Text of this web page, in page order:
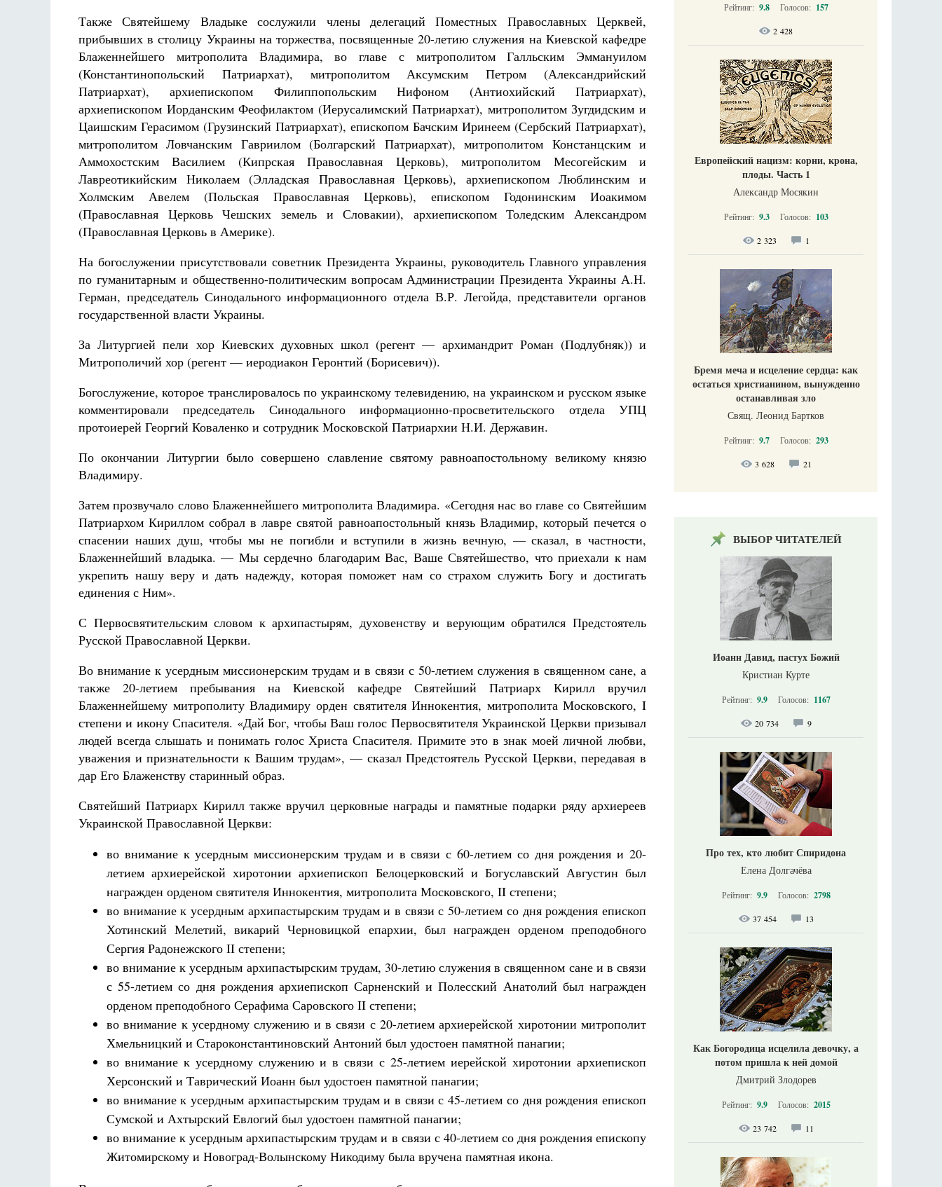
Также Святейшему Владыке сослужили члены делегаций Поместных Православных Церквей,
прибывших в столицу Украины на торжества, посвященные 20-летию служения на Киевской кафедре
Блаженнейшего митрополита Владимира, во главе с митрополитом Галльским Эммануилом
(Константинопольский Патриархат), митрополитом Аксумским Петром (Александрийский
Патриархат), архиепископом Филиппопольским Нифоном (Антиохийский Патриархат),
архиепископом Иорданским Феофилактом (Иерусалимский Патриархат), митрополитом Зугдидским и
Цаишским Герасимом (Грузинский Патриархат), епископом Бачским Иринеем (Сербский Патриархат),
митрополитом Ловчанским Гавриилом (Болгарский Патриархат), митрополитом Констанцским и
Аммохостским Василием (Кипрская Православная Церковь), митрополитом Месогейским и
Лавреотикийским Николаем (Элладская Православная Церковь), архиепископом Люблинским и
Холмским Авелем (Польская Православная Церковь), епископом Годонинским Иоакимом
(Православная Церковь Чешских земель и Словакии), архиепископом Толедским Александром
(Православная Церковь в Америке).
На богослужении присутствовали советник Президента Украины, руководитель Главного управления
по гуманитарным и общественно-политическим вопросам Администрации Президента Украины А.Н.
Герман, председатель Синодального информационного отдела В.Р. Легойда, представители органов
государственной власти Украины.
За Литургией пели хор Киевских духовных школ (регент — архимандрит Роман (Подлубняк)) и
Митрополичий хор (регент — иеродиакон Геронтий (Борисевич)).
Богослужение, которое транслировалось по украинскому телевидению, на украинском и русском языке
комментировали председатель Синодального информационно-просветительского отдела УПЦ
протоиерей Георгий Коваленко и сотрудник Московской Патриархии Н.И. Державин.
По окончании Литургии было совершено славление святому равноапостольному великому князю
Владимиру.
Затем прозвучало слово Блаженнейшего митрополита Владимира. «Сегодня нас во главе со Святейшим
Патриархом Кириллом собрал в лавре святой равноапостольный князь Владимир, который печется о
спасении наших душ, чтобы мы не погибли и вступили в жизнь вечную, — сказал, в частности,
Блаженнейший владыка. — Мы сердечно благодарим Вас, Ваше Святейшество, что приехали к нам
укрепить нашу веру и дать надежду, которая поможет нам со страхом служить Богу и достигать
единения с Ним».
С Первосвятительским словом к архипастырям, духовенству и верующим обратился Предстоятель
Русской Православной Церкви.
Во внимание к усердным миссионерским трудам и в связи с 50-летием служения в священном сане, а
также 20-летием пребывания на Киевской кафедре Святейший Патриарх Кирилл вручил
Блаженнейшему митрополиту Владимиру орден святителя Иннокентия, митрополита Московского, I
степени и икону Спасителя. «Дай Бог, чтобы Ваш голос Первосвятителя Украинской Церкви призывал
людей всегда слышать и понимать голос Христа Спасителя. Примите это в знак моей личной любви,
уважения и признательности к Вашим трудам», — сказал Предстоятель Русской Церкви, передавая в
дар Его Блаженству старинный образ.
Святейший Патриарх Кирилл также вручил церковные награды и памятные подарки ряду архиереев
Украинской Православной Церкви:
во внимание к усердным миссионерским трудам и в связи с 60-летием со дня рождения и 20-
летием архиерейской хиротонии архиепископ Белоцерковский и Богуславский Августин был
награжден орденом святителя Иннокентия, митрополита Московского, II степени;
во внимание к усердным архипастырским трудам и в связи с 50-летием со дня рождения епископ
Хотинский Мелетий, викарий Черновицкой епархии, был награжден орденом преподобного
Сергия Радонежского II степени;
во внимание к усердным архипастырским трудам, 30-летию служения в священном сане и в связи
с 55-летием со дня рождения архиепископ Сарненский и Полесский Анатолий был награжден
орденом преподобного Серафима Саровского II степени;
во внимание к усердному служению и в связи с 20-летием архиерейской хиротонии митрополит
Хмельницкий и Староконстантиновский Антоний был удостоен памятной панагии;
во внимание к усердному служению и в связи с 25-летием иерейской хиротонии архиепископ
Херсонский и Таврический Иоанн был удостоен памятной панагии;
во внимание к усердным архипастырским трудам и в связи с 45-летием со дня рождения епископ
Сумской и Ахтырский Евлогий был удостоен памятной панагии;
во внимание к усердным архипастырским трудам и в связи с 40-летием со дня рождения епископу
Житомирскому и Новоград-Волынскому Никодиму была вручена памятная икона.
Рейтинг: 9.8 Голосов: 157
2 428
Европейский нацизм: корни, крона,
плоды. Часть 1
Александр Мосякин
Рейтинг: 9.3 Голосов: 103
2 323 1
Бремя меча и исцеление сердца: как
остаться христианином, вынужденно
останавливая зло
Свящ. Леонид Бартков
Рейтинг: 9.7 Голосов: 293
3 628 21
ВЫБОР ЧИТАТЕЛЕЙ
Иоанн Давид, пастух Божий
Кристиан Курте
Рейтинг: 9.9 Голосов: 1167
20 734 9
Про тех, кто любит Спиридона
Елена Долгачёва
Рейтинг: 9.9 Голосов: 2798
37 454 13
Как Богородица исцелила девочку, а
потом пришла к ней домой
Дмитрий Злодорев
Рейтинг: 9.9 Голосов: 2015
23 742 11